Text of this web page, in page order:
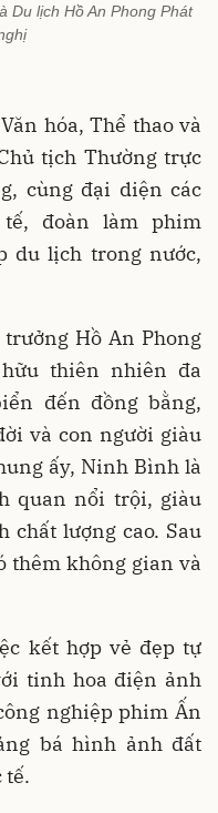
Du lịch Hồ An Phong Phát
hóa, Thể thao và
tịch Thường trực
cùng đại diện các
đoàn làm phim
du lịch trong nước,
Hồ An Phong
thiên nhiên đa
đến đồng bằng,
và con người giàu
ấy, Ninh Bình là
quan nổi trội, giàu
lượng cao. Sau
thêm không gian và
kết hợp vẻ đẹp tự
tinh hoa điện ảnh
nghiệp phim Ấn
bá hình ảnh đất
tế.